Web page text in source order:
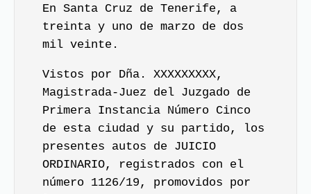
En Santa Cruz de Tenerife, a
treinta y uno de marzo de dos
mil veinte.
Vistos por Dña. XXXXXXXXX,
Magistrada-Juez del Juzgado de
Primera Instancia Número Cinco
de esta ciudad y su partido, los
presentes autos de JUICIO
ORDINARIO, registrados con el
número 1126/19, promovidos por